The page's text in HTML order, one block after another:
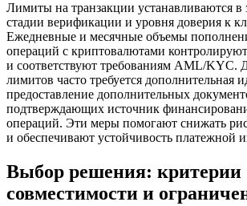
Лимиты на транзакции устанавливаются в
стадии верификации и уровня доверия к
Ежедневные и месячные объемы
операций с криптовалютами
и соответствуют требованиям AML/KYC.
лимитов часто требуется дополнительная
предоставление дополнительных
подтверждающих источник
операций. Эти меры помогают снижать
и обеспечивают устойчивость платежной
Выбор решения: критерии
совместимости и